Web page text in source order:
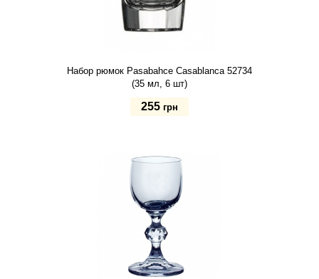
Набор рюмок Pasabahce Casablanca 52734
(35 мл, 6 шт)
255 грн